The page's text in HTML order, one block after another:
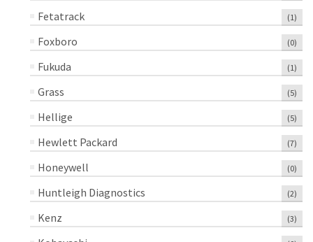
Fetatrack (1)
Foxboro (0)
Fukuda (1)
Grass (5)
Hellige (5)
Hewlett Packard (7)
Honeywell (0)
Huntleigh Diagnostics (2)
Kenz (3)